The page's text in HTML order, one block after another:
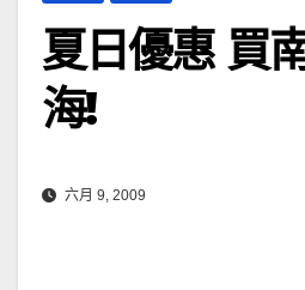
夏日優惠 買
海!
六月 9, 2009